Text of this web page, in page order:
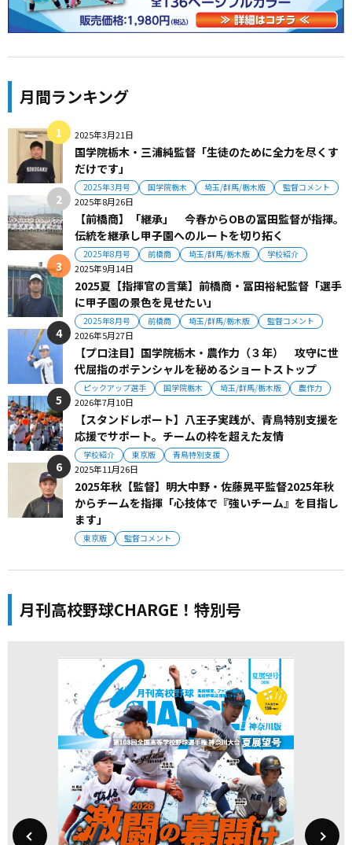
月間ランキング
2025年3月21日
国学院栃木・三浦純監督「生徒のために全力を尽くす
だけです」
2025年3月号 国学院栃木 埼玉/群馬/栃木版 監督コメント
2025年8月26日
【前橋商】「継承」 今春からOBの冨田監督が指揮。
伝統を継承し甲子園へのルートを切り拓く
2025年8月号 前橋商 埼玉/群馬/栃木版 学校紹介
2025年9月14日
2025夏【指揮官の言葉】前橋商・冨田裕紀監督「選手
に甲子園の景色を見せたい」
2025年8月号 前橋商 埼玉/群馬/栃木版 監督コメント
2026年5月27日
【プロ注目】国学院栃木・農作力（３年） 攻守に世
代屈指のポテンシャルを秘めるショートストップ
ピックアップ選手 国学院栃木 埼玉/群馬/栃木版 農作力
2026年7月10日
【スタンドレポート】八王子実践が、青鳥特別支援を
応援でサポート。チームの枠を超えた友情
学校紹介 東京版 青鳥特別支援
2025年11月26日
2025年秋【監督】明大中野・佐藤晃平監督2025年秋
からチームを指揮「心技体で『強いチーム』を目指し
ます」
東京版 監督コメント
月刊高校野球CHARGE！特別号